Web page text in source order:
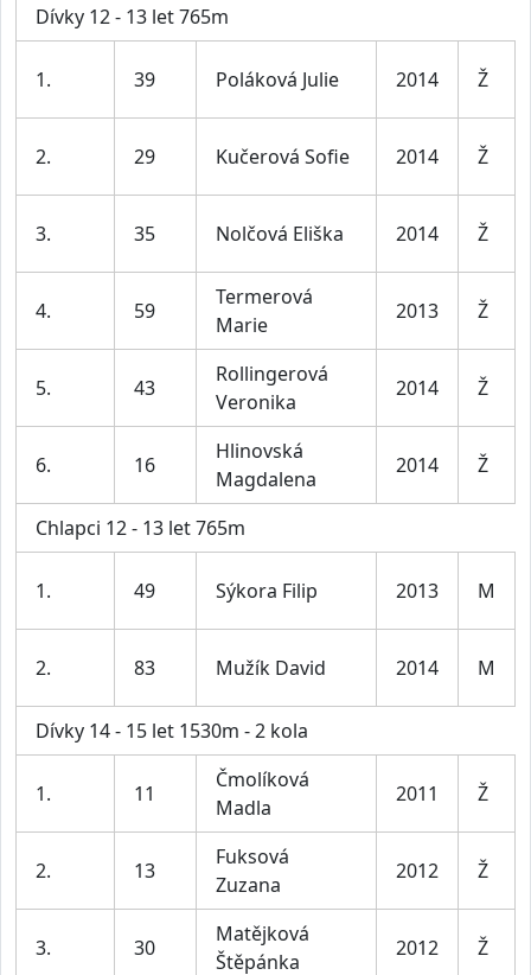
Dívky 12 - 13 let 765m
1. 39 Poláková Julie 2014 Ž
2. 29 Kučerová Sofie 2014 Ž
3. 35 Nolčová Eliška 2014 Ž
4. 59
Termerová
Marie
2013 Ž
5. 43
Rollingerová
Veronika
2014 Ž
6. 16
Hlinovská
Magdalena
2014 Ž
Chlapci 12 - 13 let 765m
1. 49 Sýkora Filip 2013 M
2. 83 Mužík David 2014 M
Dívky 14 - 15 let 1530m - 2 kola
1. 11
Čmolíková
Madla
2011 Ž
2. 13
Fuksová
Zuzana
2012 Ž
3. 30
Matějková
Štěpánka
2012 Ž